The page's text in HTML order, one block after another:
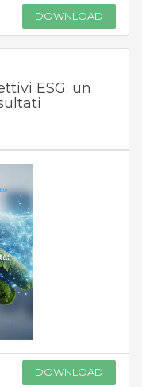
DOWNLOAD
ESG: un
DOWNLOAD